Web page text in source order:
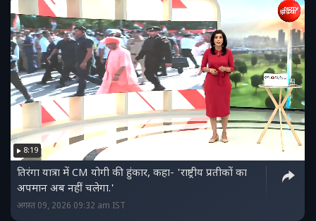
8:19
तिरंगा यात्रा में CM योगी की हुंकार, कहा- 'राष्ट्रीय प्रतीकों का
अपमान अब नहीं चलेगा.'
अगस्त 09, 2026 09:32 am IST